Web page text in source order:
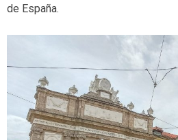
de España.